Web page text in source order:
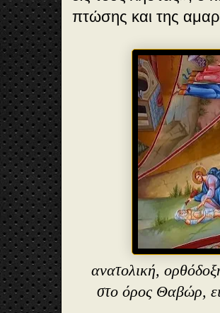
πτώσης και της
ανατολική,
στο όρος Θαβώρ,